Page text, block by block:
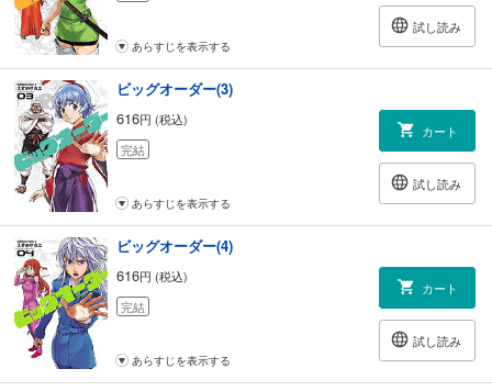
試し読み
あらすじを表示する
ビッグオーダー(3)
616円 (税込)
完結
カート
試し読み
あらすじを表示する
ビッグオーダー(4)
616円 (税込)
完結
カート
試し読み
あらすじを表示する